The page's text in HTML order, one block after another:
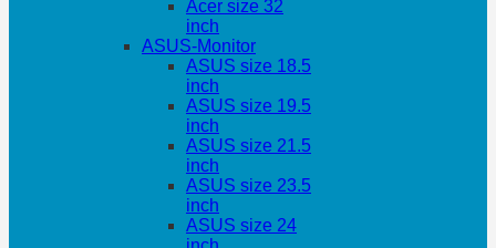
Acer size 32
inch
ASUS-Monitor
ASUS size 18.5
inch
ASUS size 19.5
inch
ASUS size 21.5
inch
ASUS size 23.5
inch
ASUS size 24